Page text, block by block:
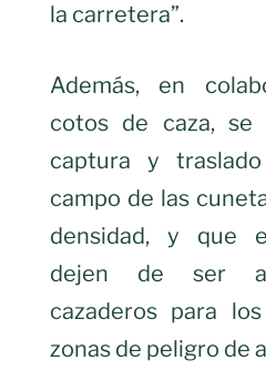
la carretera”.
Además, en
cotos de caza,
captura y
campo de las
densidad, y que
dejen de ser
cazaderos para
zonas de peligro de